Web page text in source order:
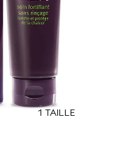
1 TAILLE